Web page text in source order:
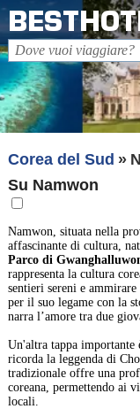
Corea del Sud
Su Namwon
Namwon, situata nella
affascinante di cultura,
Parco di
rappresenta la cultura
sentieri sereni e
per il suo legame con la
narra l’amore tra due
Un'altra tappa importante
ricorda la leggenda di
tradizionale offre una
coreana, permettendo ai
locali.